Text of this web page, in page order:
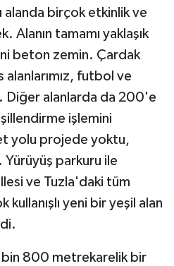
alanda birçok etkinlik ve
Alanın tamamı yaklaşık
beton zemin. Çardak
alanlarımız, futbol ve
Diğer alanlarda da 200'e
işlemini
yolu projede yoktu,
parkuru ile
ve Tuzla'daki tüm
kullanışlı yeni bir yeşil alan
bin 800 metrekarelik bir